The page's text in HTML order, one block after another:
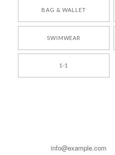
250
2026/05/24
2026/04/14
を心がけてまいります
BAG & WALLET
SWIMWEAR
1-1